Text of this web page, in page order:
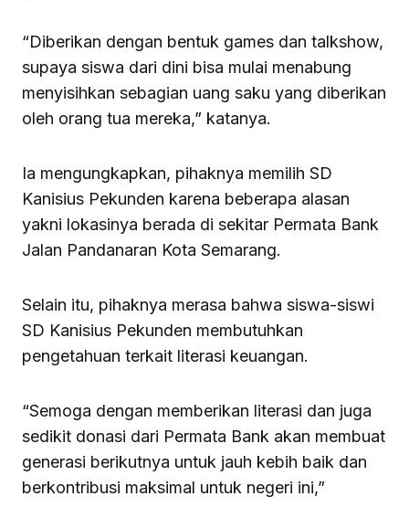
“Diberikan dengan bentuk games dan talkshow,
supaya siswa dari dini bisa mulai menabung
menyisihkan sebagian uang saku yang diberikan
oleh orang tua mereka,” katanya.
Ia mengungkapkan, pihaknya memilih SD
Kanisius Pekunden karena beberapa alasan
yakni lokasinya berada di sekitar Permata Bank
Jalan Pandanaran Kota Semarang.
Selain itu, pihaknya merasa bahwa siswa-siswi
SD Kanisius Pekunden membutuhkan
pengetahuan terkait literasi keuangan.
“Semoga dengan memberikan literasi dan juga
sedikit donasi dari Permata Bank akan membuat
generasi berikutnya untuk jauh kebih baik dan
berkontribusi maksimal untuk negeri ini,”